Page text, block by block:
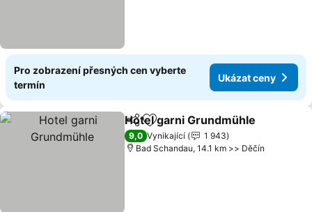
Pro zobrazení přesných cen vyberte
termín
Ukázat ceny
SdíletPřidat na seznam oblíbených
Hotel garni Grundmühle
9,0 Vynikající
1 943
Bad Schandau, 14.1 km >> Děčín